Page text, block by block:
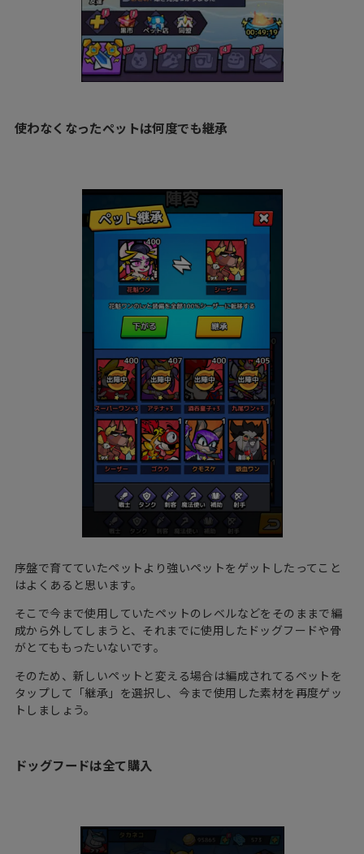
使わなくなったペットは何度でも継承
序盤で育てていたペットより強いペットをゲットしたってこと
はよくあると思います。
そこで今まで使用していたペットのレベルなどをそのままで編
成から外してしまうと、それまでに使用したドッグフードや骨
がとてももったいないです。
そのため、新しいペットと変える場合は編成されてるペットを
タップして「継承」を選択し、今まで使用した素材を再度ゲッ
トしましょう。
ドッグフードは全て購入